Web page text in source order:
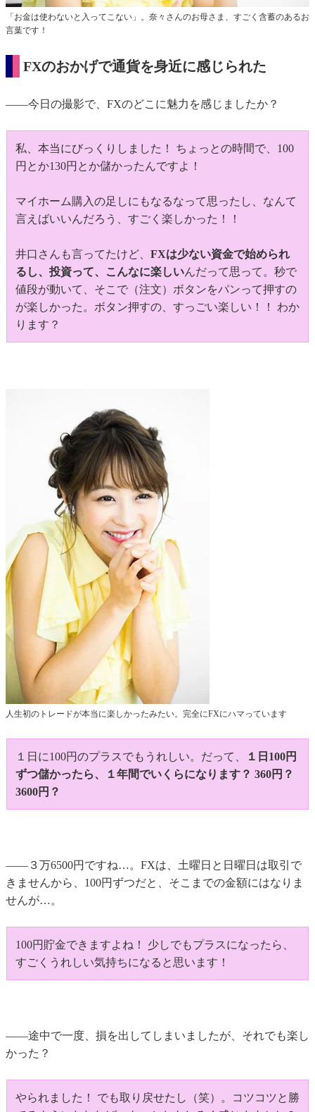
「お金は使わないと入ってこない」。奈々さんのお母さま、すごく含蓄のあるお
言葉です！
FXのおかげで通貨を身近に感じられた
――今日の撮影で、FXのどこに魅力を感じましたか？
私、本当にびっくりしました！ ちょっとの時間で、100
円とか130円とか儲かったんですよ！
マイホーム購入の足しにもなるなって思ったし、なんて
言えばいいんだろう、すごく楽しかった！！
井口さんも言ってたけど、 FXは少ない資金で始められ
るし、投資って、こんなに楽しいんだって思って。秒で
値段が動いて、そこで（注文）ボタンをパンって押すの
が楽しかった。ボタン押すの、すっごい楽しい！！ わか
ります？
人生初のトレードが本当に楽しかったみたい。完全にFXにハマっています
１日に100円のプラスでもうれしい。だって、
１日100円
ずつ儲かったら、１年間でいくらになります？ 360円？
3600円？
――３万6500円ですね…。FXは、土曜日と日曜日は取引で
きませんから、100円ずつだと、そこまでの金額にはなりま
せんが…。
100円貯金できますよね！ 少しでもプラスになったら、
すごくうれしい気持ちになると思います！
――途中で一度、損を出してしまいましたが、それでも楽し
かった？
やられました！ でも取り戻せたし（笑）。コツコツと勝